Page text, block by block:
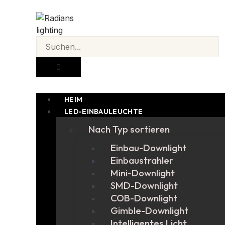
HEIM
LED-EINBAULEUCHTE
Nach Typ sortieren
Einbau-Downlight
Einbaustrahler
Mini-Downlight
SMD-Downlight
COB-Downlight
Gimble-Downlight